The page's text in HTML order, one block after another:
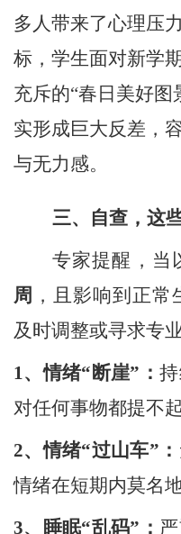
多人带来了心理压
标，学生面对新学
充斥的“春日美好
实形成巨大反差，
与无力感。
三、自查 ， 这
专家提醒，当
周 ，且影响到正常
及时调整或寻求专
1、情绪“断崖”：
对任何事物都提不起
2、情绪“过山车”：
情绪在短期内莫名
3、
睡眠“乱码”：